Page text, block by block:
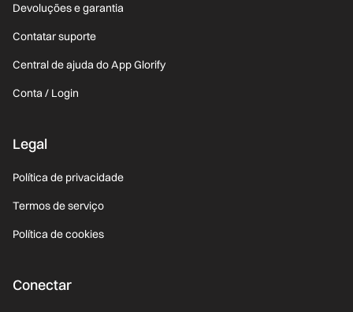
Devoluções e garantia
Contatar suporte
Central de ajuda do App Glorify
Conta / Login
Legal
Política de privacidade
Termos de serviço
Política de cookies
Conectar